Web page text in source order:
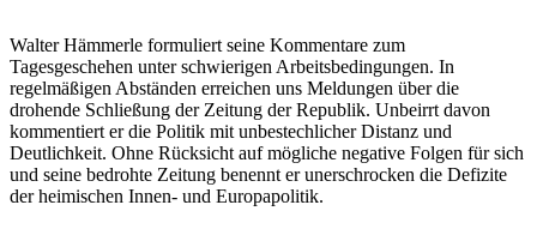
Walter Hämmerle formuliert seine Kommentare zum
Tagesgeschehen unter schwierigen Arbeitsbedingungen. In
regelmäßigen Abständen erreichen uns Meldungen über die
drohende Schließung der Zeitung der Republik. Unbeirrt davon
kommentiert er die Politik mit unbestechlicher Distanz und
Deutlichkeit. Ohne Rücksicht auf mögliche negative Folgen für sich
und seine bedrohte Zeitung benennt er unerschrocken die Defizite
der heimischen Innen- und Europapolitik.